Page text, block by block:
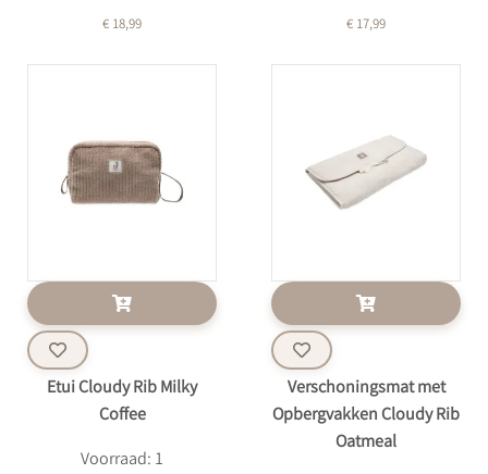
€ 18,99 € 17,99
Etui Cloudy Rib Milky
Coffee
Voorraad: 1
Verschoningsmat met
Opbergvakken Cloudy Rib
Oatmeal